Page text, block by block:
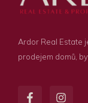
Ardor Real Estate
prodejem domů,